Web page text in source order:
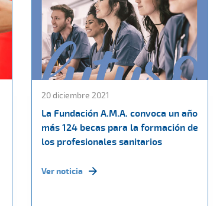
20 diciembre 2021
La Fundación A.M.A. convoca un año
más 124 becas para la formación de
los profesionales sanitarios
Ver noticia